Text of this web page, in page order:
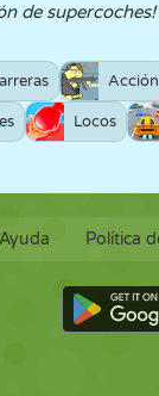
de supercoches!
Acción
Locos
Ayuda Política